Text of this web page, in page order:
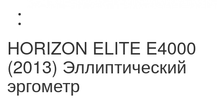
HORIZON ELITE E4000
(2013) Эллиптический
эргометр